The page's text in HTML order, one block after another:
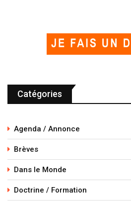
Catégories
Agenda / Annonce
Brèves
Dans le Monde
Doctrine / Formation